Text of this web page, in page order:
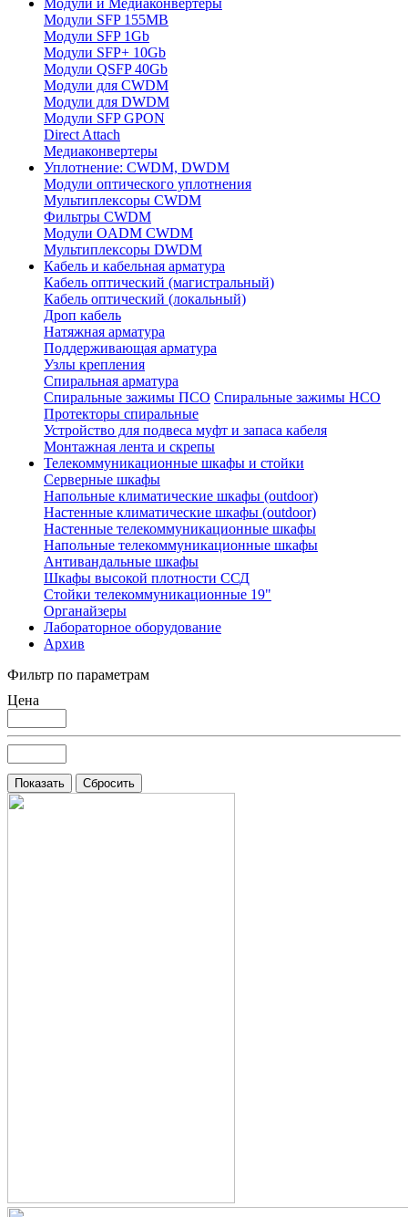
Модули SFP 155MB
Модули SFP 1Gb
Модули SFP+ 10Gb
Модули QSFP 40Gb
Модули для CWDM
Модули для DWDM
Модули SFP GPON
Direct Attach
Медиаконвертеры
Уплотнение: CWDM, DWDM
Модули оптического уплотнения
Мультиплексоры CWDM
Фильтры CWDM
Модули OADM CWDM
Мультиплексоры DWDM
Кабель и кабельная арматура
Кабель оптический (магистральный)
Кабель оптический (локальный)
Дроп кабель
Натяжная арматура
Поддерживающая арматура
Узлы крепления
Спиральная арматура
Спиральные зажимы ПСО Спиральные зажимы НСО
Протекторы спиральные
Устройство для подвеса муфт и запаса кабеля
Монтажная лента и скрепы
Телекоммуникационные шкафы и стойки
Серверные шкафы
Напольные климатические шкафы (outdoor)
Настенные климатические шкафы (outdoor)
Настенные телекоммуникационные шкафы
Напольные телекоммуникационные шкафы
Антивандальные шкафы
Шкафы высокой плотности ССД
Стойки телекоммуникационные 19"
Органайзеры
Лабораторное оборудование
Архив
Фильтр по параметрам
Цена